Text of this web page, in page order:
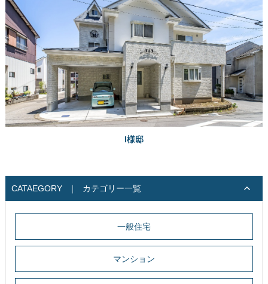
I様邸
CATAEGORY ｜ カテゴリー一覧
一般住宅
マンション